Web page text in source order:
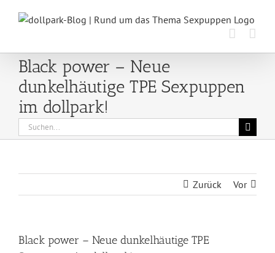
Inhalt
Black power – Neue
dunkelhäutige TPE Sexpuppen
im dollpark!
Suche
nach:
Zurück Vor
Black power – Neue dunkelhäutige TPE